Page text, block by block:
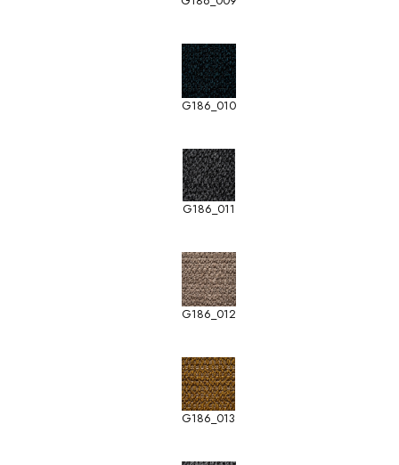
G186_010
G186_011
G186_012
G186_013